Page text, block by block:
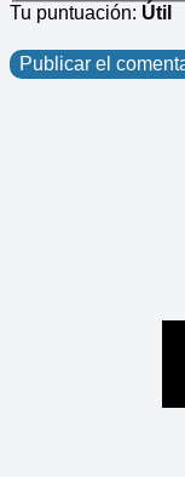
Tu puntuación: Útil